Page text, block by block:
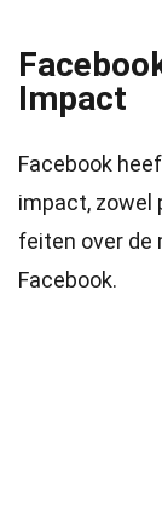
Impact
Facebook
impact, zowel
feiten over de
Facebook.